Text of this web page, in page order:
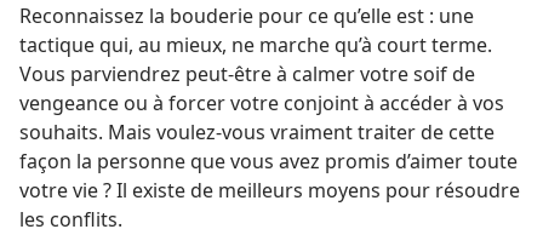
Reconnaissez la bouderie pour ce qu’elle est : une
tactique qui, au mieux, ne marche qu’à court terme.
Vous parviendrez peut-être à calmer votre soif de
vengeance ou à forcer votre conjoint à accéder à vos
souhaits. Mais voulez-vous vraiment traiter de cette
façon la personne que vous avez promis d’aimer toute
votre vie ? Il existe de meilleurs moyens pour résoudre
les conflits.